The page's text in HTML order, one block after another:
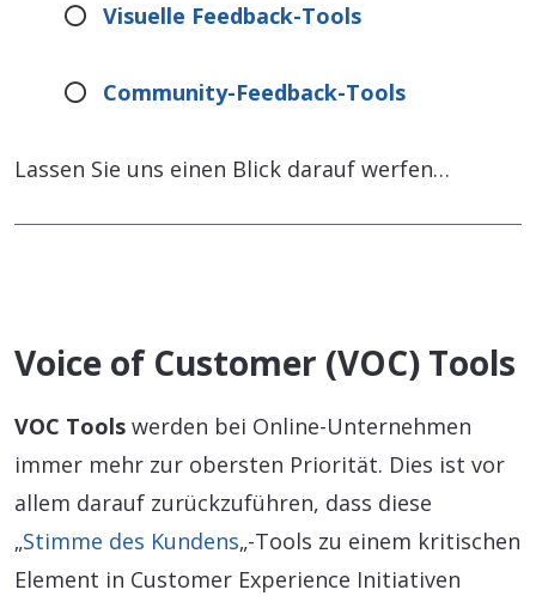
Visuelle Feedback-Tools
Community-Feedback-Tools
Lassen Sie uns einen Blick darauf werfen…
Voice of Customer (VOC) Tools
VOC Tools werden bei Online-Unternehmen
immer mehr zur obersten Priorität. Dies ist vor
allem darauf zurückzuführen, dass diese
„Stimme des Kundens„-Tools zu einem kritischen
Element in Customer Experience Initiativen